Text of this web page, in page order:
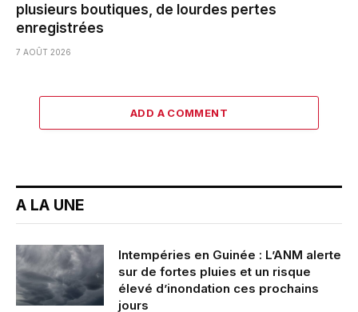
plusieurs boutiques, de lourdes pertes
enregistrées
7 AOÛT 2026
ADD A COMMENT
A LA UNE
Intempéries en Guinée : L’ANM alerte
sur de fortes pluies et un risque
élevé d’inondation ces prochains
jours